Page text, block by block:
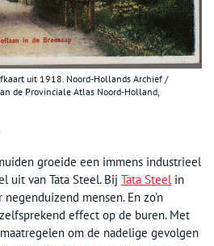
uit 1918. Noord-Hollands Archief /
de Provinciale Atlas Noord-Holland,
groeide een immens industrieel
uit van Tata Steel. Bij Tata Steelin
mensen. En zo’n
effect op de buren. Met
om de nadelige gevolgen